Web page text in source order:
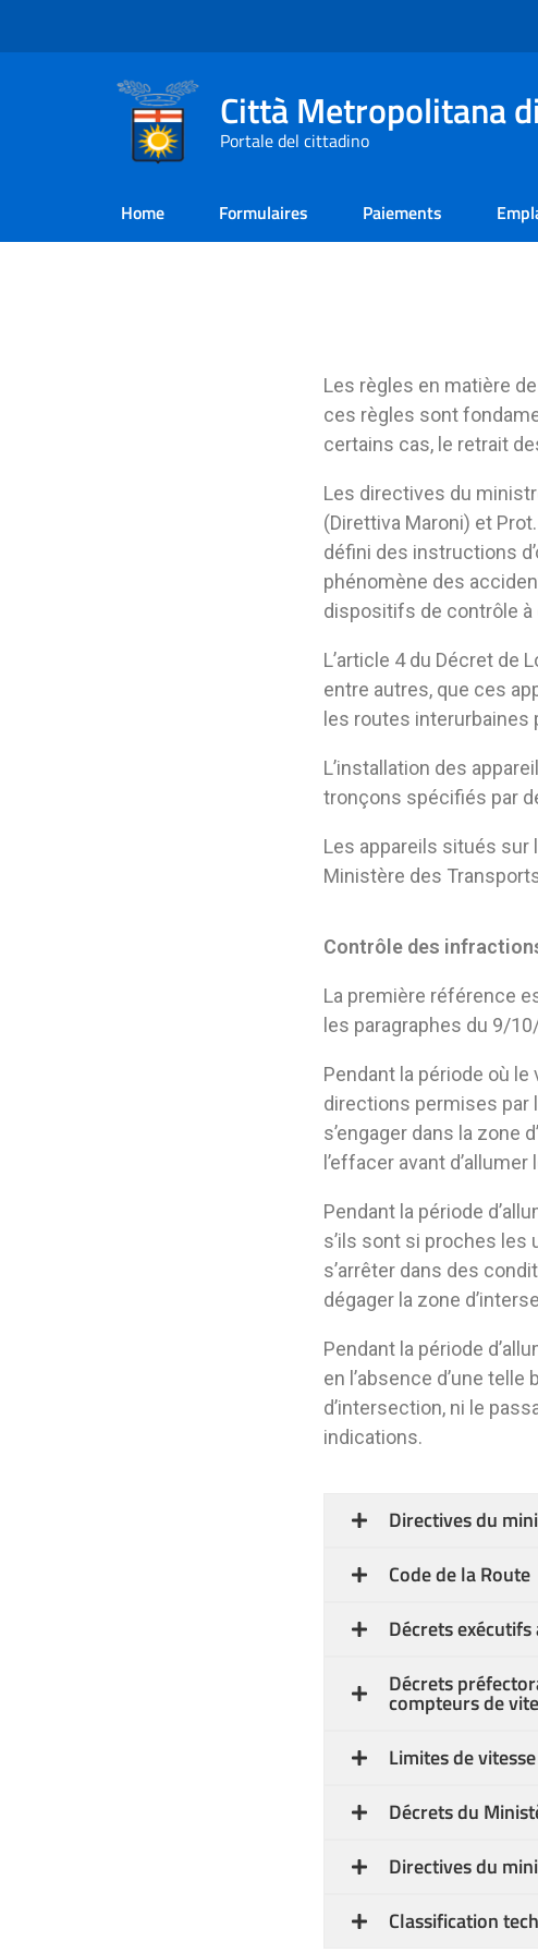
Città Metropolitana
Portale del cittadino
Home Formulaires Paiements
Les règles en matière
ces règles sont
certains cas, le retrait
Les directives du
(Direttiva Maroni) et
défini des instructions
phénomène des
dispositifs de contrôle à
L’article 4 du Décret de
entre autres, que ces
les routes
L’installation des
tronçons spécifiés par
Les appareils situés sur
Ministère des
Contrôle des
La première référence
les paragraphes du 9/
Pendant la période où
directions permises par
s’engager dans la zone
l’effacer avant
Pendant la période
s’ils sont si proches les
s’arrêter dans des
dégager la zone
Pendant la période
en l’absence d’une
d’intersection, ni le
indications.
Directives du
Code de la Route
Décrets
Décrets
compteurs de
Limites de
Décrets du
Directives du
Classification